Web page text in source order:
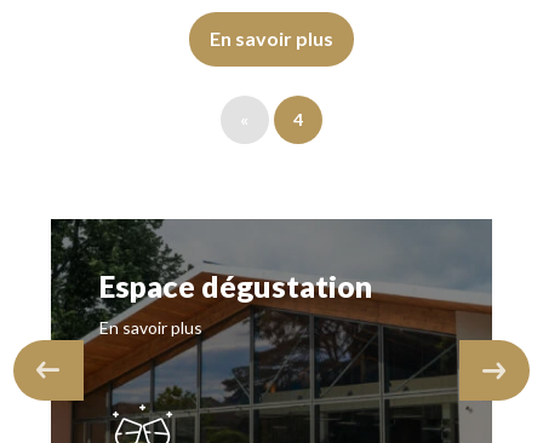
La robe est jaune dorée avec des larmes fines,
En savoir plus
« 4
Espace dégustation
En savoir plus